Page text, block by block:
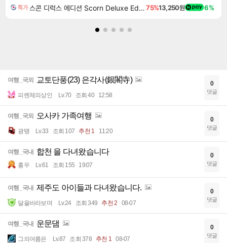
특가 스콘 디럭스 에디션 Scorn Deluxe Edition75%13,250원 6%
여행_국외 교토단풍(23) 은각사(銀閣寺)
피렌체의상인 Lv.70 조회 40 12:58
0
댓글
여행_국외 오사카 가족여행
광땡 Lv.33 조회 107 추천 1 11:20
0
댓글
여행_국내 합천 을 다녀왔습니다
흥우 Lv.61 조회 155 19:07
0
댓글
여행_국내 제주도 아이들과 다녀왔습니다.
달을바라보며 Lv.24 조회 349 추천 2 08-07
0
댓글
여행_국내 운문댐
그의여름은 Lv.87 조회 378 추천 1 08-07
0
댓글